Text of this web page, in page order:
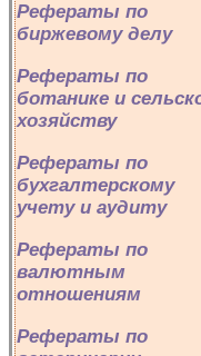
Рефераты по
биржевому делу
Рефераты по
ботанике и
хозяйству
Рефераты по
бухгалтерскому
учету и аудиту
Рефераты по
валютным
отношениям
Рефераты по